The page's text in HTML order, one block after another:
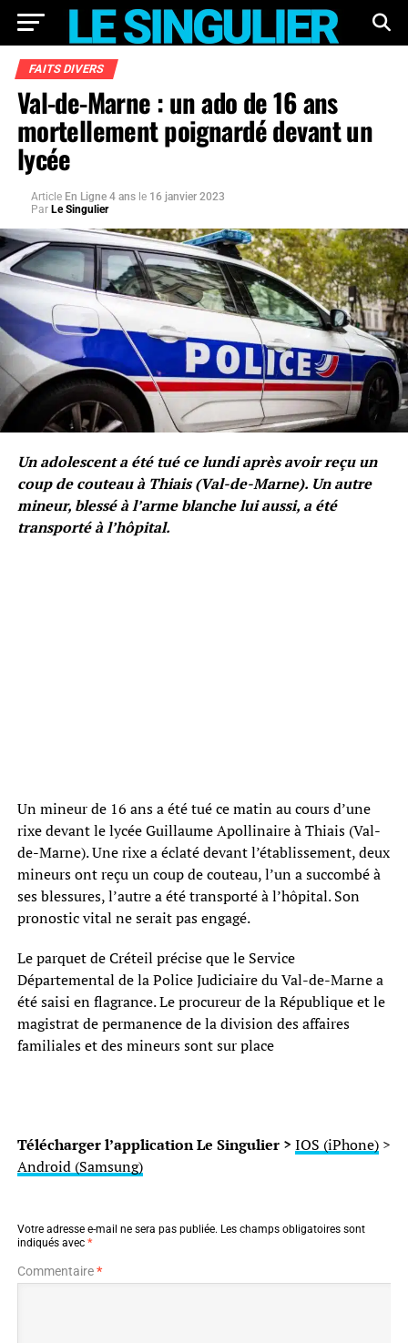
FAITS DIVERS
Val-de-Marne : un ado de 16 ans
mortellement poignardé devant un
lycée
Article En Ligne 4 ans le 16 janvier 2023
Par Le Singulier
Un adolescent a été tué ce lundi après avoir reçu un
coup de couteau à Thiais (Val-de-Marne). Un autre
mineur, blessé à l’arme blanche lui aussi, a été
transporté à l’hôpital.
Un mineur de 16 ans a été tué ce matin au cours d’une
rixe devant le lycée Guillaume Apollinaire à Thiais (Val-
de-Marne). Une rixe a éclaté devant l’établissement, deux
mineurs ont reçu un coup de couteau, l’un a succombé à
ses blessures, l’autre a été transporté à l’hôpital. Son
pronostic vital ne serait pas engagé.
Le parquet de Créteil précise que le Service
Départemental de la Police Judiciaire du Val-de-Marne a
été saisi en flagrance. Le procureur de la République et le
magistrat de permanence de la division des affaires
familiales et des mineurs sont sur place
Télécharger l’application Le Singulier > IOS (iPhone)>
Android (Samsung)
Votre adresse e-mail ne sera pas publiée. Les champs obligatoires sont
indiqués avec *
Commentaire*